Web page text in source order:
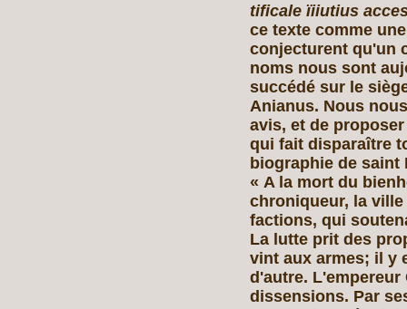
tificale ïiiutius
ce texte comme
conjecturent qu'un
noms nous sont
succédé sur le
Anianus. Nous
avis, et de
qui fait disparaître
biographie de saint
« A la mort du
chroniqueur, la
factions, qui
La lutte prit des
vint aux armes; il y
d'autre.
dissensions. Par